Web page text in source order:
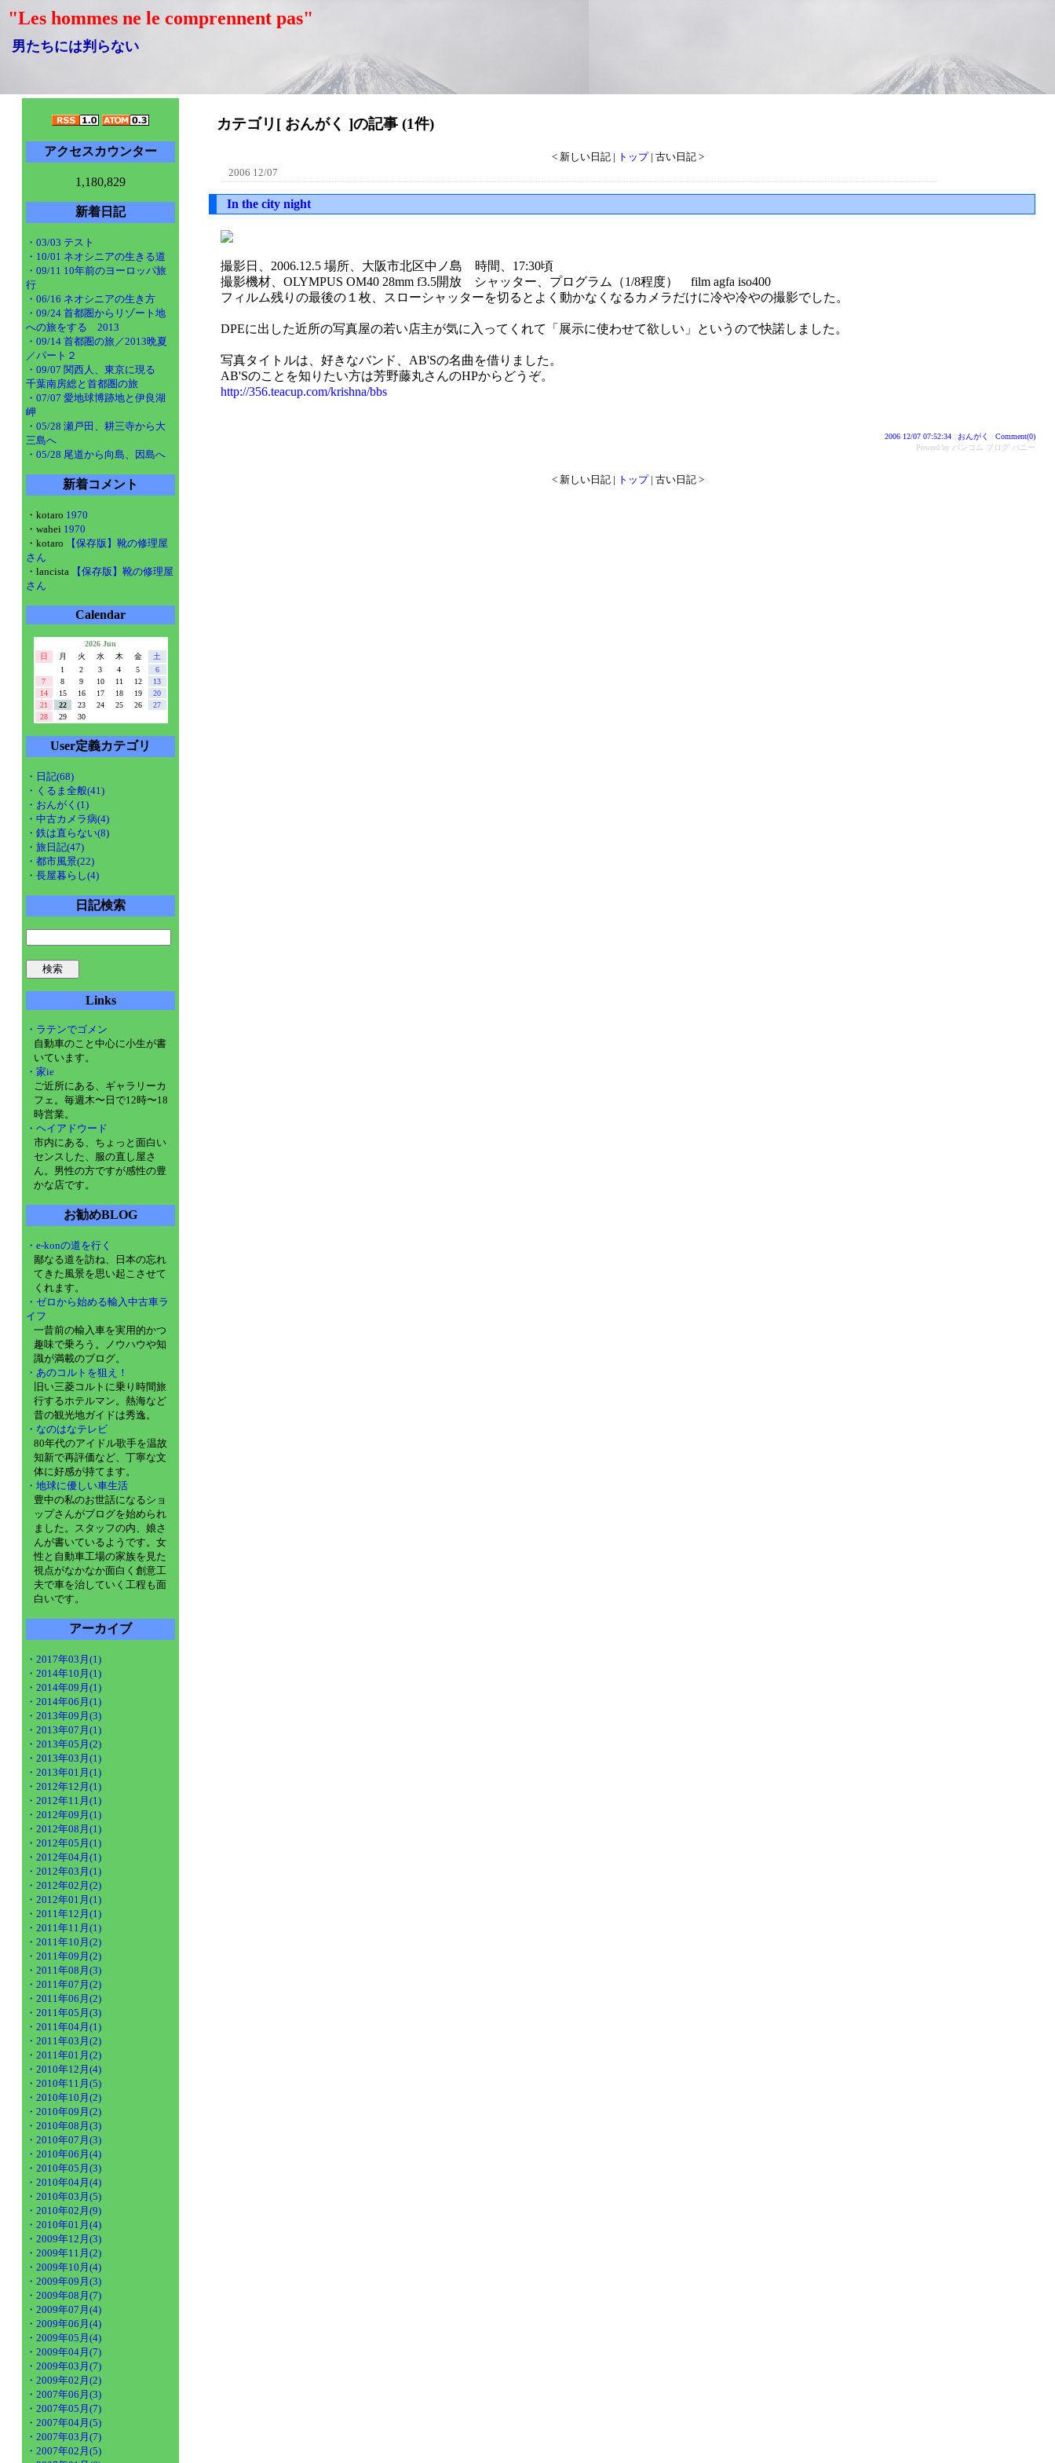
"Les hommes ne le comprennent pas"
男たちには判らない
アクセスカウンター
1,180,829
新着日記
・03/03 テスト
・10/01 ネオシニアの生きる道
・09/11 10年前のヨーロッパ旅
行
・06/16 ネオシニアの生き方
・09/24 首都圏からリゾート地
への旅をする 2013
・09/14 首都圏の旅／2013晩夏
／パート２
・09/07 関西人、東京に現る
千葉南房総と首都圏の旅
・07/07 愛地球博跡地と伊良湖
岬
・05/28 瀬戸田、耕三寺から大
三島へ
・05/28 尾道から向島、因島へ
新着コメント
・kotaro 1970
・wahei 1970
・kotaro
【保存版】靴の修理屋
さん
・lancista
【保存版】靴の修理屋
さん
Calendar
2026 Jun
日
月 火 水 木 金
土
1
2 3 4 5
6
7
8 9 10 11 12
13
14
15 16 17 18 19
20
21
22 23 24 25 26
27
28
29 30
User定義カテゴリ
・日記(68)
・くるま全般(41)
・おんがく(1)
・中古カメラ病(4)
・鉄は直らない(8)
・旅日記(47)
・都市風景(22)
・長屋暮らし(4)
日記検索
Links
・ラテンでゴメン
自動車のこと中心に小生が書
いています。
・家ie
ご近所にある、ギャラリーカ
フェ。毎週木〜日で12時〜18
時営業。
・ヘイアドウード
市内にある、ちょっと面白い
センスした、服の直し屋さ
ん。男性の方ですが感性の豊
かな店です。
お勧めBLOG
・e-konの道を行く
鄙なる道を訪ね、日本の忘れ
てきた風景を思い起こさせて
くれます。
・ゼロから始める輸入中古車ラ
イフ
一昔前の輸入車を実用的かつ
趣味で乗ろう。ノウハウや知
識が満載のブログ。
・あのコルトを狙え！
旧い三菱コルトに乗り時間旅
行するホテルマン。熱海など
昔の観光地ガイドは秀逸。
・なのはなテレビ
80年代のアイドル歌手を温故
知新で再評価など、丁寧な文
体に好感が持てます。
・地球に優しい車生活
豊中の私のお世話になるショ
ップさんがブログを始められ
ました。スタッフの内、娘さ
んが書いているようです。女
性と自動車工場の家族を見た
視点がなかなか面白く創意工
夫で車を治していく工程も面
白いです。
アーカイブ
・2017年03月(1)
・2014年10月(1)
・2014年09月(1)
・2014年06月(1)
・2013年09月(3)
・2013年07月(1)
・2013年05月(2)
・2013年03月(1)
・2013年01月(1)
・2012年12月(1)
・2012年11月(1)
・2012年09月(1)
・2012年08月(1)
・2012年05月(1)
・2012年04月(1)
・2012年03月(1)
・2012年02月(2)
・2012年01月(1)
・2011年12月(1)
・2011年11月(1)
・2011年10月(2)
・2011年09月(2)
・2011年08月(3)
・2011年07月(2)
・2011年06月(2)
・2011年05月(3)
・2011年04月(1)
・2011年03月(2)
・2011年01月(2)
・2010年12月(4)
・2010年11月(5)
・2010年10月(2)
・2010年09月(2)
・2010年08月(3)
・2010年07月(3)
・2010年06月(4)
・2010年05月(3)
・2010年04月(4)
・2010年03月(5)
・2010年02月(9)
・2010年01月(4)
・2009年12月(3)
・2009年11月(2)
・2009年10月(4)
・2009年09月(3)
・2009年08月(7)
・2009年07月(4)
・2009年06月(4)
・2009年05月(4)
・2009年04月(7)
・2009年03月(7)
・2009年02月(2)
・2007年06月(3)
・2007年05月(7)
・2007年04月(5)
・2007年03月(7)
・2007年02月(5)
カテゴリ[ おんがく ]の記事 (1件)
< 新しい日記 | トップ| 古い日記 >
2006 12/07
In the city night
撮影日、2006.12.5 場所、大阪市北区中ノ島 時間、17:30頃
撮影機材、OLYMPUS OM40 28mm f3.5開放 シャッター、プログラム（1/8程度） film agfa iso400
フィルム残りの最後の１枚、スローシャッターを切るとよく動かなくなるカメラだけに冷や冷やの撮影でした。
DPEに出した近所の写真屋の若い店主が気に入ってくれて「展示に使わせて欲しい」というので快諾しました。
写真タイトルは、好きなバンド、AB'Sの名曲を借りました。
AB'Sのことを知りたい方は芳野藤丸さんのHPからどうぞ。
http://356.teacup.com/krishna/bbs
2006 12/07 07:52:34 おんがく
Comment(0)
Powerd by バンコム ブログ バニー
< 新しい日記 | トップ| 古い日記 >